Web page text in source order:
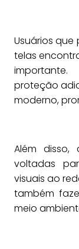
Usuários
telas
proteção
moderno,
Além disso,
voltadas
visuais ao
também
meio